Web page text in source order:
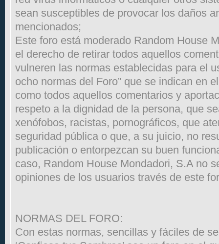
sean susceptibles de provocar los daños
mencionados;
Este foro está moderado Random House
el derecho de retirar todos aquellos
vulneren las normas establecidas para el
ocho normas del Foro” que se indican en
como todos aquellos comentarios y
respeto a la dignidad de la persona, que
xenófobos, racistas, pornográficos, que
seguridad pública o que, a su juicio, no
publicación o entorpezcan su buen
caso, Random House Mondadori, S.A no
opiniones de los usuarios través de este
NORMAS DEL FORO:
Con estas normas, sencillas y fáciles de